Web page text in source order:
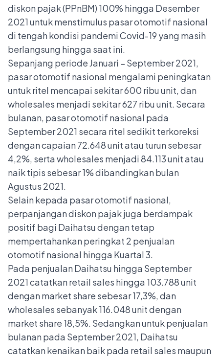
diskon pajak (PPnBM) 100% hingga Desember
2021 untuk menstimulus pasar otomotif nasional
di tengah kondisi pandemi Covid-19 yang masih
berlangsung hingga saat ini.
Sepanjang periode Januari – September 2021,
pasar otomotif nasional mengalami peningkatan
untuk ritel mencapai sekitar 600 ribu unit, dan
wholesales menjadi sekitar 627 ribu unit. Secara
bulanan, pasar otomotif nasional pada
September 2021 secara ritel sedikit terkoreksi
dengan capaian 72.648 unit atau turun sebesar
4,2%, serta wholesales menjadi 84.113 unit atau
naik tipis sebesar 1% dibandingkan bulan
Agustus 2021.
Selain kepada pasar otomotif nasional,
perpanjangan diskon pajak juga berdampak
positif bagi Daihatsu dengan tetap
mempertahankan peringkat 2 penjualan
otomotif nasional hingga Kuartal 3.
Pada penjualan Daihatsu hingga September
2021 catatkan retail sales hingga 103.788 unit
dengan market share sebesar 17,3%, dan
wholesales sebanyak 116.048 unit dengan
market share 18,5%. Sedangkan untuk penjualan
bulanan pada September 2021, Daihatsu
catatkan kenaikan baik pada retail sales maupun